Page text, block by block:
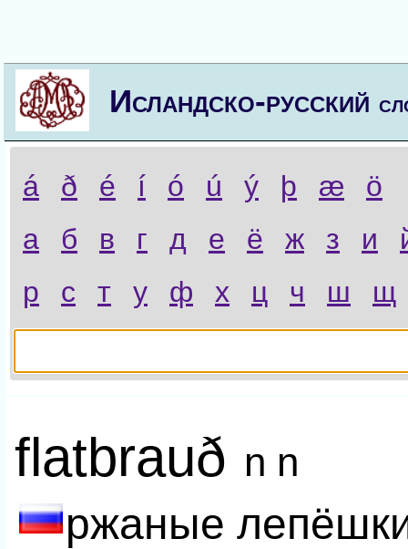
Исландско-русский
á ð é í ó ú ý þ æ
ö
а
б в г д е ё ж з и
р
с т у ф х ц ч ш щ
flatbrauð n n
ржаные